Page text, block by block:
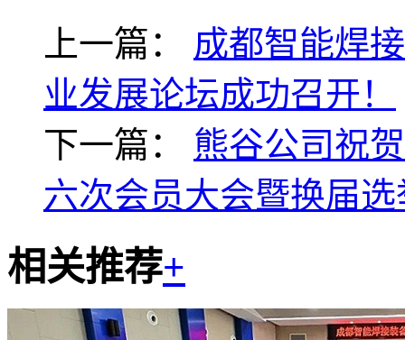
上一篇：
成都智能焊
业发展论坛成功召开！
下一篇：
熊谷公司祝
六次会员大会暨换届
相关推荐+